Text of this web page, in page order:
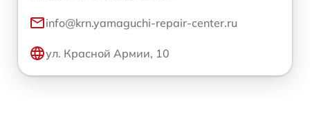
info@krn.yamaguchi-repair-center.ru
ул. Красной Армии, 10